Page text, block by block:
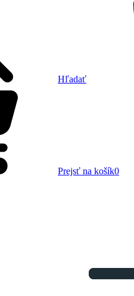
Hľadať
Prejsť na košík0